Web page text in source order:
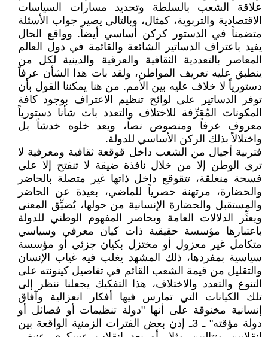
علاقة الشعب بالسلطة وتحديد مسارات السياسات
الاقتصادية والتربوية، كمثال، وبالتالي يصير جواب الأسئلة
متضمناً في الدستور كركن أساسي أيضاً. وواقع الحال
يفيد باعتراف الدساتير الشائعة والقائمة في دول العالم
المعاصر بالتعددية الثقافية والعرقية والدينية لكل من
ينطبق عليه تعريف المواطن، ولقد بات هذا الشأن عرفاً
دستورياً لا خلاف عليه بين الأمم. من هنا يمكننا القول بأن
توفر الدساتير على لوائح تنظيم الاعتراف بوجود كافة
المكونات المُعَرِّفة للاختلاف والتعدد بات شأنا دستورياً
معروف عرفاً ومنصوص نصاً، ويعد خلوه خدشاً بل
واختلالاً بذلك الركن الأساسي للدولة.
فتربية أجيال من الشعب داخل قوقعة ثقافية ومعرفية لا
ترى الوطن إلا من خلال نافذة ضيقة لا تنفتح إلا على
فسحة منغلقة، تتقوقع داخل ذاتها غير متصلة بالحاضر
والحضارة، مرتهنة حصرياً للماضي، بعيدة عن الحاضر
والمستقبل والحضارة الإنسانية من حولها، يُضيِّق المعنى
ويعثِّر الدلالات العامة ويحاصر المفهوم الوطني للدولة
باعتبارها مؤسسة حقيقية ذات كيان معرفي وسياسي
متكامل غير معزول أو مختزل بكيان جزئي أو مؤسسة
سياسية بمفردها، ذلك المشهد يغلب فيه غياب الإنسان
والتقليل من قيمة الشعب القائم في تفاصيل كينونته على
التنوع والتعدد والاختلاف، هذا التفكيك يجعلنا ننظر إلى
تلك الكيانات التي تمارس فيها أفكار انعزالية وآفاق
إنسانية مخنوقة على أنها "دولة تنظيمات أو فصائل أو
دولة مؤقته" ـ 3ـ إذن بعض الفترات الزمنية الواقعة بين